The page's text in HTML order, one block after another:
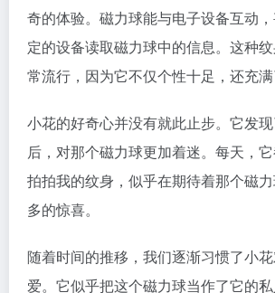
奇的体验。磁力球能与电子设备互动
定的设备读取磁力球中的信息。这种
常流行，因为它不仅个性十足，还充满
小花的好奇心并没有就此止步。它发
后，对那个磁力球更加着迷。每天，
拍拍我的纹身，似乎在期待着那个磁
多的惊喜。
随着时间的推移，我们逐渐习惯了小
爱。它似乎把这个磁力球当作了它的